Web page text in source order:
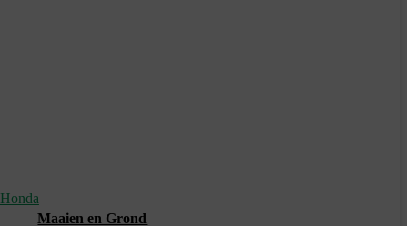
Honda
Maaien en Grond